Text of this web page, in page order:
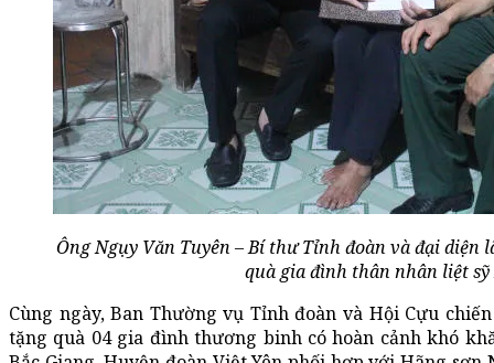
Ông Ngụy Văn Tuyên – Bí thư Tỉnh đoàn và đại
quà gia đình thân nhân liệt
Cùng ngày, Ban Thường vụ Tỉnh đoàn và Hội Cựu
tặng quà 04 gia đình thương binh có hoàn cảnh khó